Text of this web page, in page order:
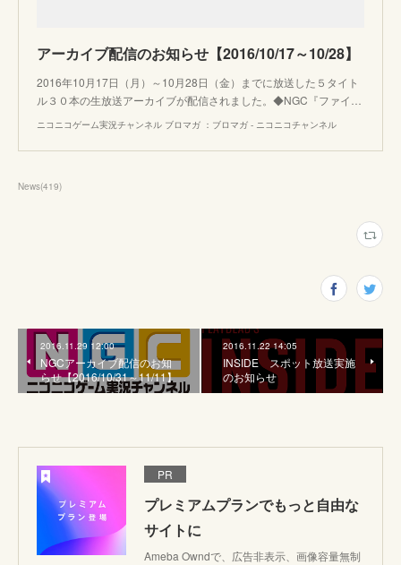
アーカイブ配信のお知らせ【2016/10/17～10/28】
2016年10月17日（月）～10月28日（金）までに放送した５タイト
ル３０本の生放送アーカイブが配信されました。◆NGC『ファイ…
ニコニコゲーム実況チャンネル ブロマガ ：ブロマガ - ニコニコチャンネル
News(419)
2016.11.29 12:00
NGCアーカイブ配信のお知
らせ【2016/10/31～11/11】
2016.11.22 14:05
INSIDE スポット放送実施
のお知らせ
PR
プレミアムプランでもっと自由な
サイトに
Ameba Owndで、広告非表示、画像容量無制